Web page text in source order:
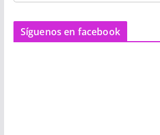
Síguenos en facebook